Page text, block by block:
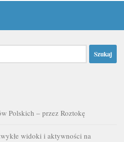
Polskich – przez Roztokę
widoki i aktywności na